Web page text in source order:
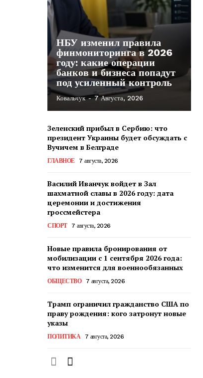
НБУ изменил правила
финмониторинга в 2026
году: какие операции
банков и бизнеса попадут
под усиленный контроль
Ковальчук - 7 Августа, 2026
Зеленский прибыл в Сербию: что
президент Украины будет обсуждать с
Вучичем в Белграде
ГЛАВНОЕ 7 августа, 2026
Василий Иванчук войдет в Зал
шахматной славы в 2026 году: дата
церемонии и достижения
гроссмейстера
СПОРТ 7 августа, 2026
Новые правила бронирования от
мобилизации с 1 сентября 2026 года:
что изменится для военнообязанных
ОБЩЕСТВО 7 августа, 2026
Трамп ограничил гражданство США по
праву рождения: кого затронут новые
указы
ПОЛИТИКА 7 августа, 2026